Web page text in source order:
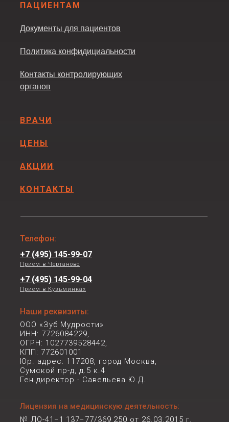
ПАЦИЕНТАМ
Лицензия на медицинскую деятельность:
№ ЛО-41−1 137−77/369 250 от 26.03.2015 г.
Прием в Кузьминках
Прием в Чертаново
ООО «Зуб Мудрости»
ИНН: 7726084229,
ОГРН: 1027739528442,
КПП: 772601001
Юр. адрес: 117208, город Москва,
Сумской пр-д, д.5 к.4
Ген.директор - Савельева Ю.Д.
ВРАЧИ
ЦЕНЫ
АКЦИИ
КОНТАКТЫ
Контакты контролирующих
органов
Политика конфидициальности
Документы для пациентов
+7 (495) 145-99-04
+7 (495) 145-99-07
Наши реквизиты:
Телефон: